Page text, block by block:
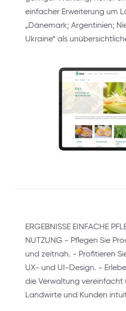
einfacher Erweiterung um
„Dänemark; Argentinien;
Ukraine“ als
ERGEBNISSE EINFACHE
NUTZUNG - Pflegen Sie
und zeitnah. - Profitieren
UX- und UI-Design. -
die Verwaltung vereinfacht
Landwirte und Kunden